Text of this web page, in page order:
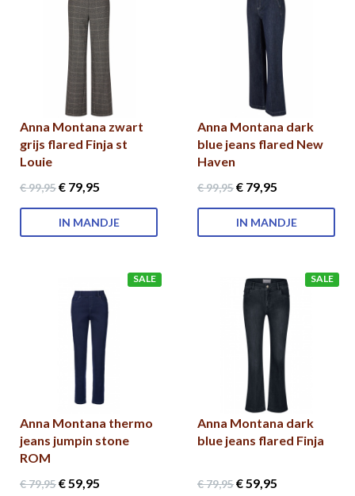
Anna Montana zwart
grijs flared Finja st
Louie
€ 99,95€ 79,95
IN MANDJE
Anna Montana dark
blue jeans flared New
Haven
€ 99,95€ 79,95
IN MANDJE
SALE
Anna Montana thermo
jeans jumpin stone
ROM
€ 79,95€ 59,95
SALE
Anna Montana dark
blue jeans flared Finja
€ 79,95€ 59,95